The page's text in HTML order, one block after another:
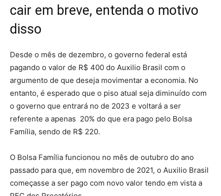
cair em breve, entenda o motivo
disso
Desde o mês de dezembro, o governo federal está
pagando o valor de R$ 400 do Auxilio Brasil com o
argumento de que deseja movimentar a economia. No
entanto, é esperado que o piso atual seja diminuído com
o governo que entrará no de 2023 e voltará a ser
referente a apenas 20% do que era pago pelo Bolsa
Família, sendo de R$ 220.
O Bolsa Família funcionou no mês de outubro do ano
passado para que, em novembro de 2021, o Auxilio Brasil
começasse a ser pago com novo valor tendo em vista a